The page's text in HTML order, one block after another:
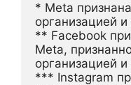
* Meta
организацией
** Facebook
Meta,
организацией
*** Instagram